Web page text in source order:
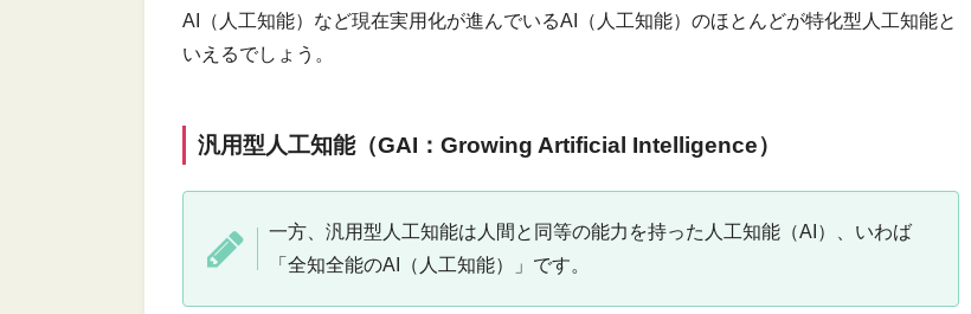
AI（人工知能）など現在実用化が進んでいるAI（人工知能）のほとんどが特化型人工知能と
いえるでしょう。
汎用型人工知能（GAI：Growing Artificial Intelligence）
一方、汎用型人工知能は人間と同等の能力を持った人工知能（AI）、いわば
「全知全能のAI（人工知能）」です。